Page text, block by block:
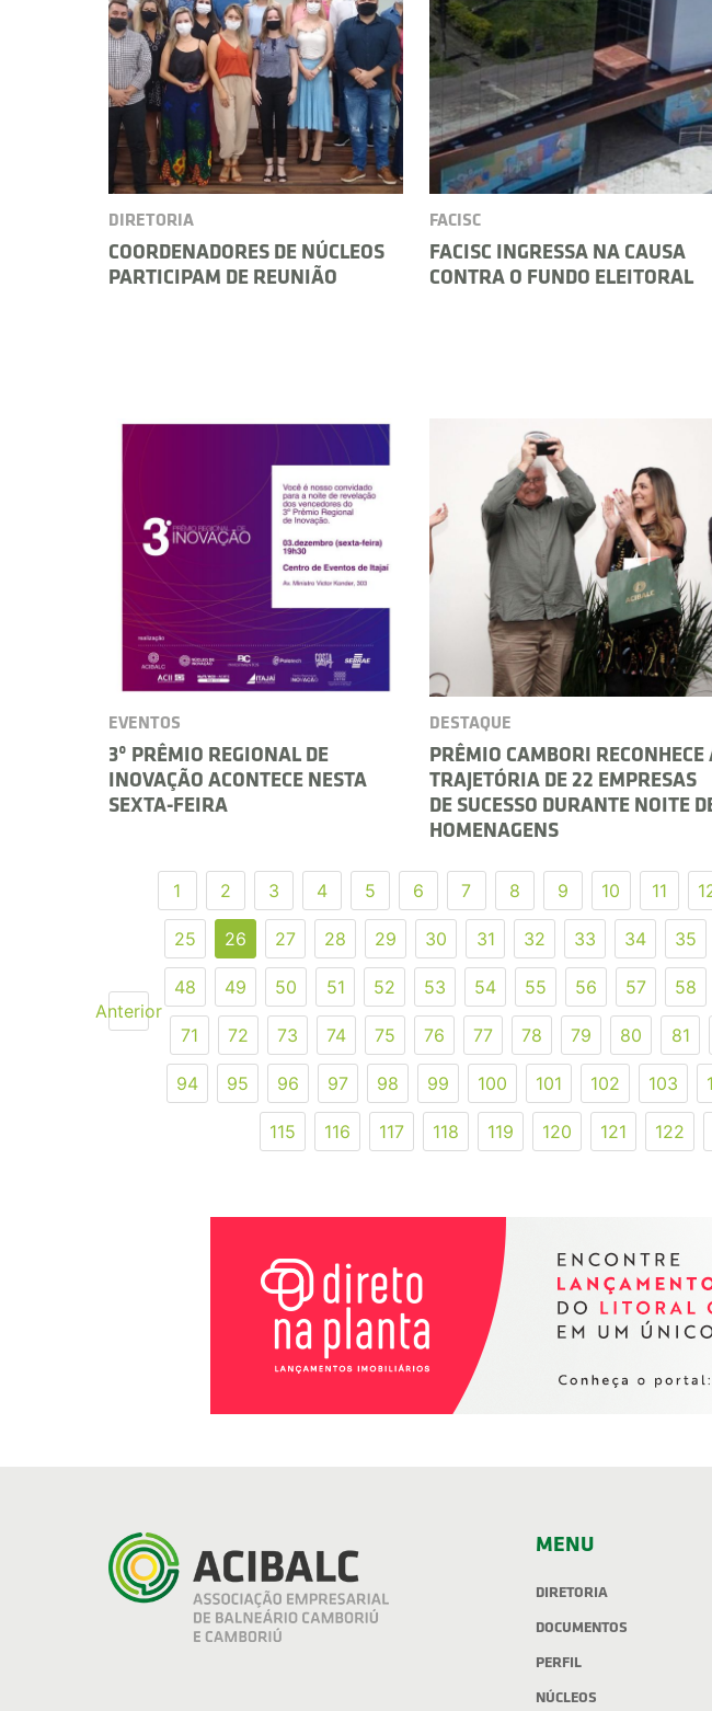
DIRETORIA
COORDENADORES DE NÚCLEOS
PARTICIPAM DE REUNIÃO
FACISC
FACISC INGRESSA NA CAUSA
CONTRA O FUNDO ELEITORAL
EVENTOS
3º PRÊMIO REGIONAL DE
INOVAÇÃO ACONTECE NESTA
SEXTA-FEIRA
DESTAQUE
PRÊMIO CAMBORI RECONHECE
TRAJETÓRIA DE 22 EMPRESAS
DE SUCESSO DURANTE NOITE
HOMENAGENS
Anterior
1 2 3 4 5 6 7 8 9 10 11
25 26 27 28 29 30 31 32 33 34 35
48 49 50 51 52 53 54 55 56 57 58
71 72 73 74 75 76 77 78 79 80 81
94 95 96 97 98 99 100 101 102 103
115 116 117 118 119 120 121 122
MENU
DIRETORIA
DOCUMENTOS
PERFIL
NÚCLEOS